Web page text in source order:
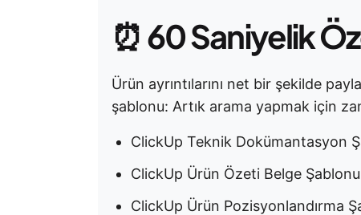
⏰60 Saniyelik
Ürün ayrıntılarını net bir şekilde
şablonu: Artık arama yapmak için
ClickUp Teknik Dokümantasyon
ClickUp Ürün Özeti Belge Şablonu
ClickUp Ürün Pozisyonlandırma